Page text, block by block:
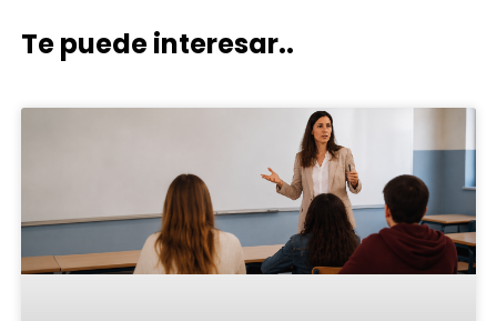
Te puede interesar..